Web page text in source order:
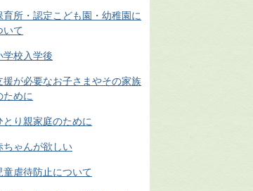
育所・認定こども園・幼稚園に
いて
学校入学後
援が必要なお子さまやその家族
ために
とり親家庭のために
ちゃんが欲しい
童虐待防止について